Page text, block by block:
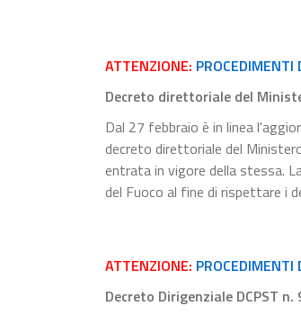
ATTENZIONE:
Decreto direttoriale del
Dal 27 febbraio è in linea
decreto direttoriale del
entrata in vigore della stessa.
del Fuoco al fine di rispettare i
ATTENZIONE:
Decreto Dirigenziale DCPST